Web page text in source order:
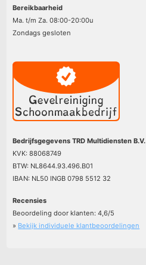
Bereikbaarheid
Ma. t/m Za. 08:00-20:00u
Zondags gesloten
Bedrijfsgegevens TRD Multidiensten B.V.
KVK: 88068749
BTW: NL8644.93.496.B01
IBAN: NL50 INGB 0798 5512 32
Recensies
Beoordeling door klanten:4,6/5
» Bekijk individuele klantbeoordelingen